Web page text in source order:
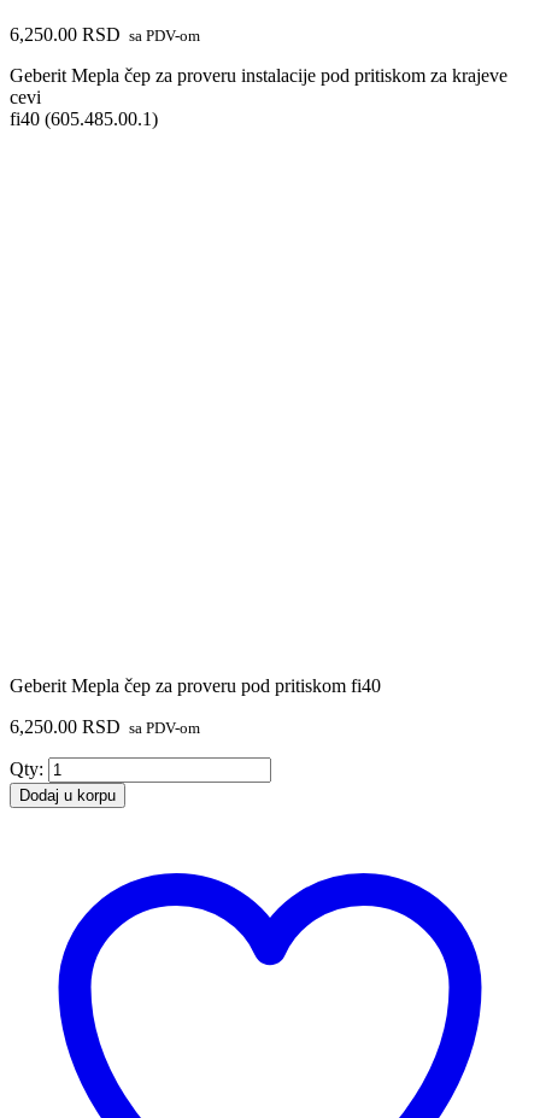
6,250.00 RSD sa PDV-om
Geberit Mepla čep za proveru instalacije pod pritiskom za krajeve
cevi
fi40 (605.485.00.1)
Geberit Mepla čep za proveru pod pritiskom fi40
6,250.00 RSD sa PDV-om
Qty: Geberit
Mepla
čep
pritiskom
količina
Dodaj u korpu